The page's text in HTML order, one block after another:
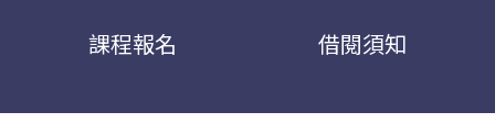
課程報名 借閱須知